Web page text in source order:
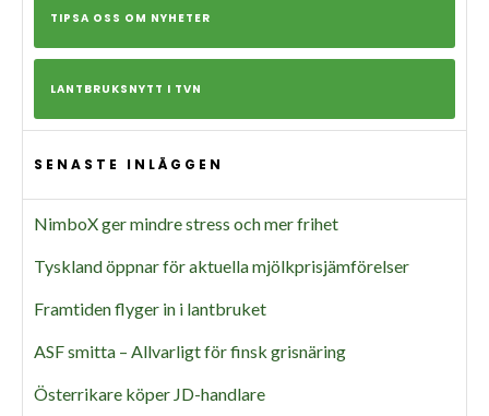
TIPSA OSS OM NYHETER
LANTBRUKSNYTT I TVN
SENASTE INLÄGGEN
NimboX ger mindre stress och mer frihet
Tyskland öppnar för aktuella mjölkprisjämförelser
Framtiden flyger in i lantbruket
ASF smitta – Allvarligt för finsk grisnäring
Österrikare köper JD-handlare